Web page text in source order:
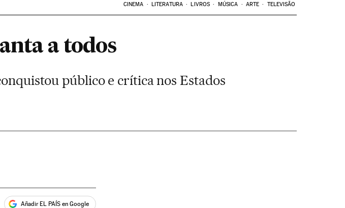
CINEMA LITERATURA LIVROS MÚSICA ARTE TELEVISÃO
a todos
público e crítica nos Estados
Añadir EL PAÍS en Google